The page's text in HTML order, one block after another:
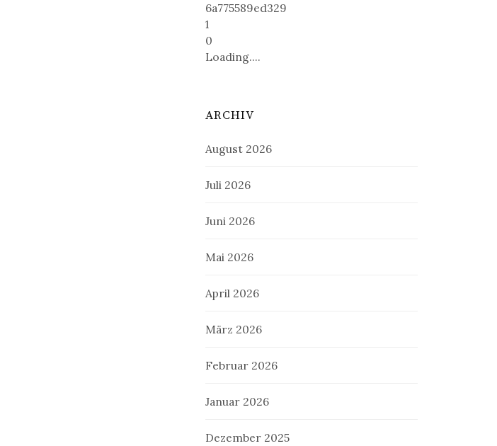
6a775589ed329
1
0
Loading....
ARCHIV
August 2026
Juli 2026
Juni 2026
Mai 2026
April 2026
März 2026
Februar 2026
Januar 2026
Dezember 2025